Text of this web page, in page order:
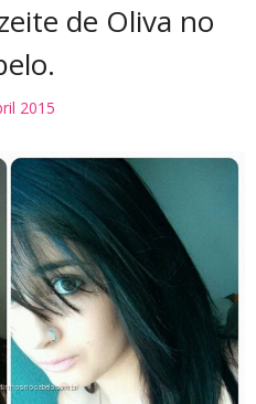
de Oliva no
2015